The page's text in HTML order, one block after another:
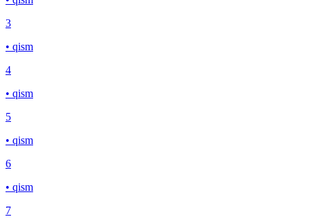
3
• qism
4
• qism
5
• qism
6
• qism
7